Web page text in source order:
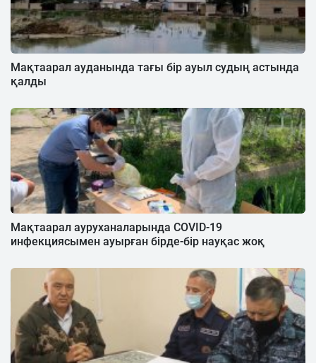
Мақтаарал ауданында тағы бір ауыл судың астында
қалды
Мақтаарал ауруханаларында COVID-19
инфекциясымен ауырған бірде-бір науқас жоқ